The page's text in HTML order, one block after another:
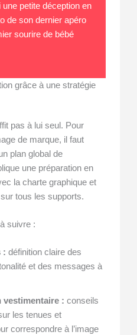
petite déception en
de son dernier apéro
sourire de bébé
grâce à une stratégie
pas à lui seul. Pour
de marque, il faut
plan global de
une préparation en
la charte graphique et
tous les supports.
suivre :
: définition claire des
et des messages à
vestimentaire : conseils
les tenues et
correspondre à l’image